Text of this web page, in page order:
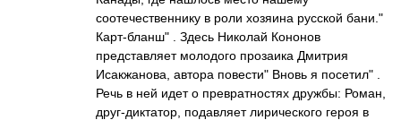
соотечественнику в роли хозяина русской бани."
Карт-бланш" . Здесь Николай Кононов
представляет молодого прозаика Дмитрия
Исакжанова, автора повести" Вновь я посетил" .
Речь в ней идет о превратностях дружбы: Роман,
друг-диктатор, подавляет лирического героя в